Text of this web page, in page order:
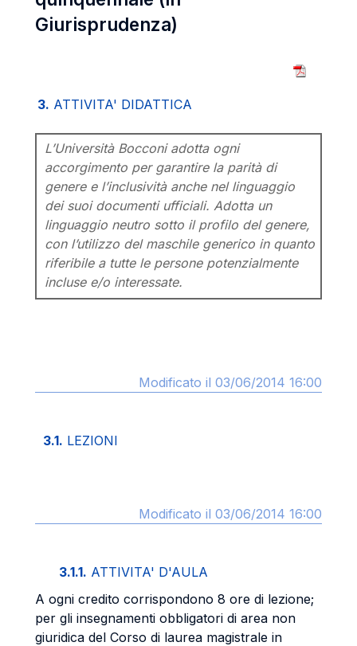
Giurisprudenza)
3. ATTIVITA' DIDATTICA
L’Università Bocconi adotta ogni
accorgimento per garantire la parità di
genere e l’inclusività anche nel linguaggio
dei suoi documenti ufficiali. Adotta un
linguaggio neutro sotto il profilo del genere,
con l’utilizzo del maschile generico in quanto
riferibile a tutte le persone potenzialmente
incluse e/o interessate.
Modificato il 03/06/2014 16:00
3.1. LEZIONI
Modificato il 03/06/2014 16:00
3.1.1. ATTIVITA' D'AULA
A ogni credito corrispondono 8 ore di lezione;
per gli insegnamenti obbligatori di area non
giuridica del Corso di laurea magistrale in